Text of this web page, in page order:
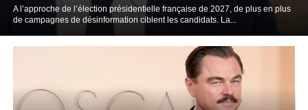
A l’approche de l’élection présidentielle française de 2027, de plus en plus
de campagnes de désinformation ciblent les candidats. La...